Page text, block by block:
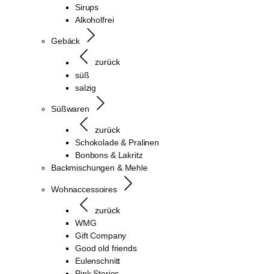
Sirups
Alkoholfrei
Gebäck
zurück
süß
salzig
Süßwaren
zurück
Schokolade & Pralinen
Bonbons & Lakritz
Backmischungen & Mehle
Wohnaccessoires
zurück
WMG
Gift Company
Good old friends
Eulenschnitt